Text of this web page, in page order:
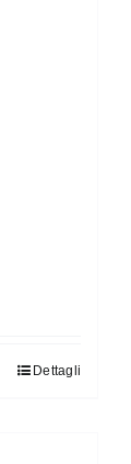
Dettagli